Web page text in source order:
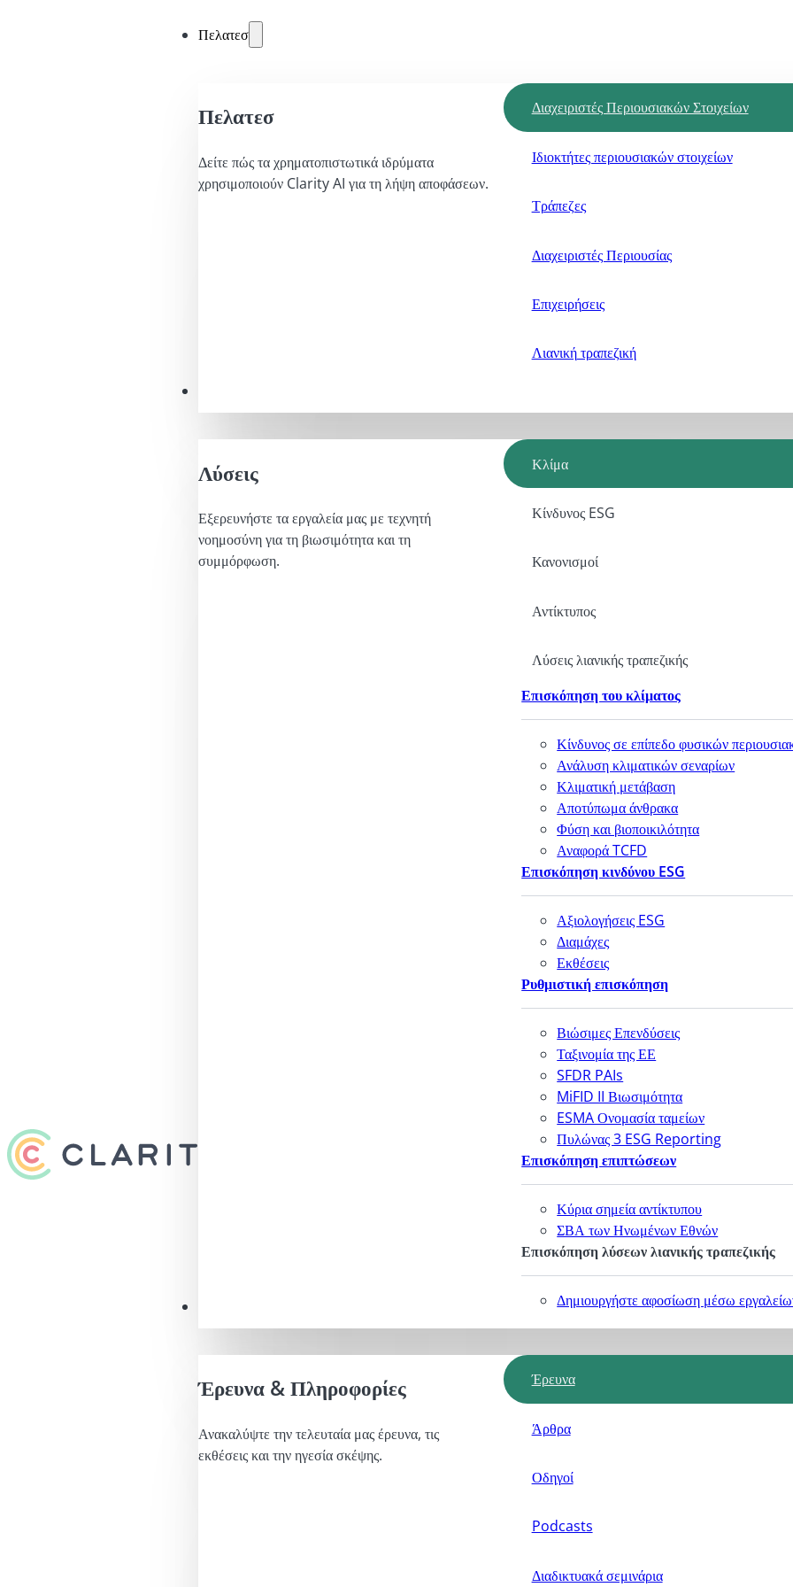
Πελατεσ
Πελατεσ
Δείτε πώς τα χρηματοπιστωτικά ιδρύματα
χρησιμοποιούν Clarity AI για τη λήψη αποφάσεων.
Διαχειριστές Περιουσιακών Στοιχείων
Ιδιοκτήτες περιουσιακών στοιχείων
Τράπεζες
Διαχειριστές Περιουσίας
Επιχειρήσεις
Λιανική τραπεζική
Λύσεις
Εξερευνήστε τα εργαλεία μας με τεχνητή
νοημοσύνη για τη βιωσιμότητα και τη
συμμόρφωση.
Κλίμα
Κίνδυνος ESG
Κανονισμοί
Αντίκτυπος
Λύσεις λιανικής τραπεζικής
Επισκόπηση του κλίματος
Κίνδυνος σε επίπεδο φυσικών
Ανάλυση κλιματικών σεναρίων
Κλιματική μετάβαση
Αποτύπωμα άνθρακα
Φύση και βιοποικιλότητα
Αναφορά TCFD
Επισκόπηση κινδύνου ESG
Αξιολογήσεις ESG
Διαμάχες
Εκθέσεις
Ρυθμιστική επισκόπηση
Βιώσιμες Επενδύσεις
Ταξινομία της ΕΕ
SFDR PAIs
MiFID II Βιωσιμότητα
ESMA Ονομασία ταμείων
Πυλώνας 3 ESG Reporting
Επισκόπηση επιπτώσεων
Κύρια σημεία αντίκτυπου
ΣΒΑ των Ηνωμένων Εθνών
Επισκόπηση λύσεων λιανικής τραπεζικής
Δημιουργήστε αφοσίωση μέσω
Έρευνα & Πληροφορίες
Ανακαλύψτε την τελευταία μας έρευνα, τις
εκθέσεις και την ηγεσία σκέψης.
Έρευνα
Άρθρα
Οδηγοί
Podcasts
Διαδικτυακά σεμινάρια